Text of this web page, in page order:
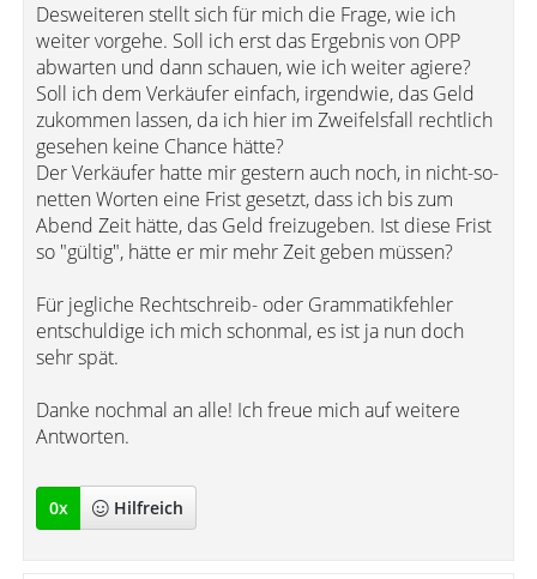
Desweiteren stellt sich für mich die Frage, wie ich
weiter vorgehe. Soll ich erst das Ergebnis von OPP
abwarten und dann schauen, wie ich weiter agiere?
Soll ich dem Verkäufer einfach, irgendwie, das Geld
zukommen lassen, da ich hier im Zweifelsfall rechtlich
gesehen keine Chance hätte?
Der Verkäufer hatte mir gestern auch noch, in nicht-so-
netten Worten eine Frist gesetzt, dass ich bis zum
Abend Zeit hätte, das Geld freizugeben. Ist diese Frist
so "gültig", hätte er mir mehr Zeit geben müssen?
Für jegliche Rechtschreib- oder Grammatikfehler
entschuldige ich mich schonmal, es ist ja nun doch
sehr spät.
Danke nochmal an alle! Ich freue mich auf weitere
Antworten.
0x Hilfreich